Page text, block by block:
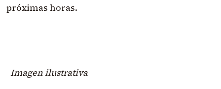
próximas horas.
Imagen ilustrativa